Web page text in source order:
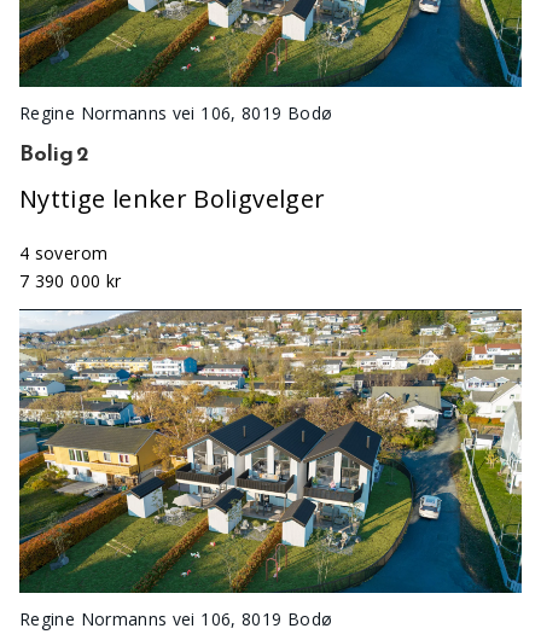
Regine Normanns vei 106, 8019 Bodø
Bolig 2
Nyttige lenker Boligvelger
4 soverom
7 390 000 kr
Regine Normanns vei 106, 8019 Bodø